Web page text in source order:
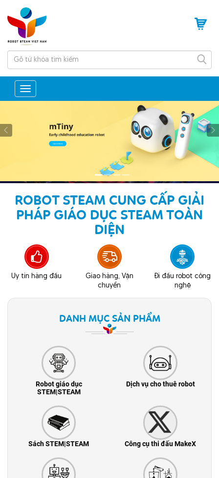
Tìm
kiếm
Toggle
navigation
ROBOT STEAM CUNG CẤP GIẢI
PHÁP GIÁO DỤC STEAM TOÀN
DIỆN
Uy tín hàng đầu
Giao hàng, Vận
chuyển
Đi đầu robot công
nghệ
DANH MỤC SẢN PHẨM
Robot giáo dục
STEM|STEAM
Dịch vụ cho thuê robot
Sách STEM|STEAM Công cụ thi đấu MakeX